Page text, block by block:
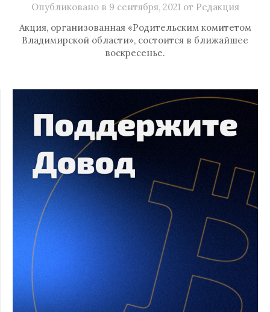
Опубликовано в 9 сентября, 2021 от Редакция
Акция, организованная «Родительским комитетом
Владимирской области», состоится в ближайшее
воскресенье.